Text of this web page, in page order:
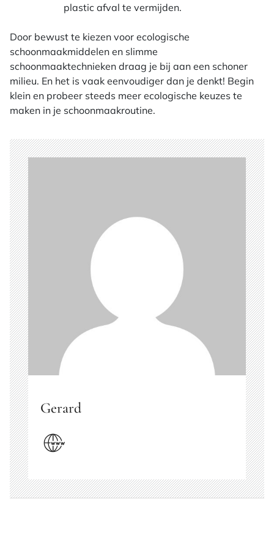
plastic afval te vermijden.
Door bewust te kiezen voor ecologische
schoonmaakmiddelen en slimme
schoonmaaktechnieken draag je bij aan een schoner
milieu. En het is vaak eenvoudiger dan je denkt! Begin
klein en probeer steeds meer ecologische keuzes te
maken in je schoonmaakroutine.
Gerard